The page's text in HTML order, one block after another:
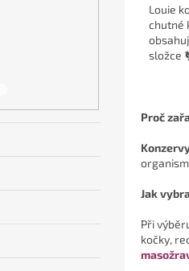
Louie
chutné
složce
Proč
Jak
Při
kočky,